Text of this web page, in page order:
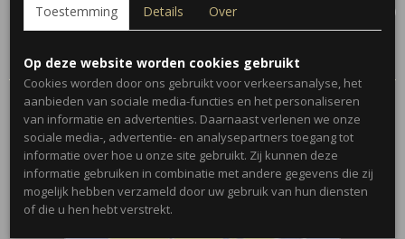
(0)
Home >Bladmuziek>First Recital Album - Trombone
Toestemming Details Over
Op deze website worden cookies gebruikt
Cookies worden door ons gebruikt voor verkeersanalyse, het
aanbieden van sociale media-functies en het personaliseren
van informatie en advertenties. Daarnaast verlenen we onze
sociale media-, advertentie- en analysepartners toegang tot
informatie over hoe u onze site gebruikt. Zij kunnen deze
informatie gebruiken in combinatie met andere gegevens die zij
mogelijk hebben verzameld door uw gebruik van hun diensten
of die u hen hebt verstrekt.